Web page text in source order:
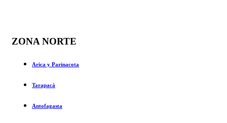
ZONA NORTE
Arica y Parinacota
Tarapacá
Antofagasta